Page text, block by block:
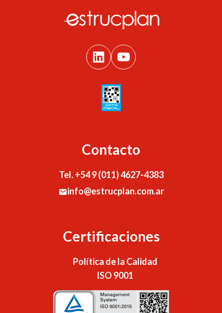
Contacto
Tel. +54 9 (011) 4627-4383
info@estrucplan.com.ar
Certificaciones
Política de la Calidad
ISO 9001